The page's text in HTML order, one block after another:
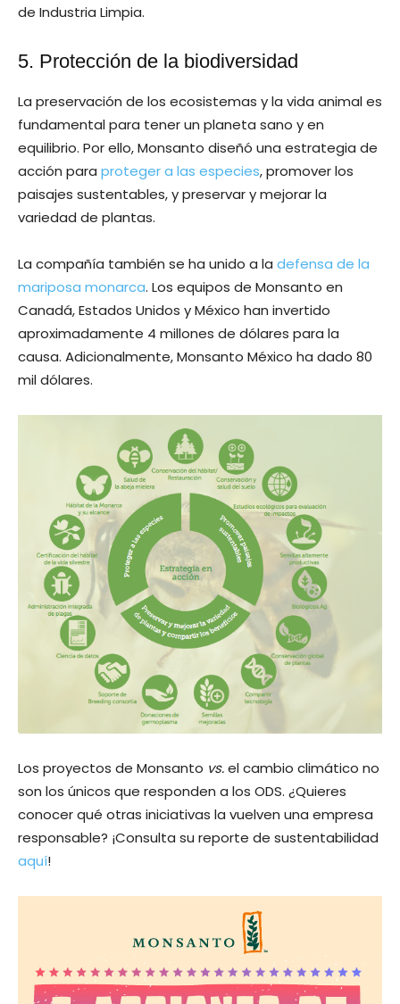
de Industria Limpia.
5. Protección de la biodiversidad
La preservación de los ecosistemas y la vida animal es
fundamental para tener un planeta sano y en
equilibrio. Por ello, Monsanto diseñó una estrategia de
acción para proteger a las especies, promover los
paisajes sustentables, y preservar y mejorar la
variedad de plantas.
La compañía también se ha unido a la defensa de la
mariposa monarca. Los equipos de Monsanto en
Canadá, Estados Unidos y México han invertido
aproximadamente 4 millones de dólares para la
causa. Adicionalmente, Monsanto México ha dado 80
mil dólares.
Los proyectos de Monsanto vs.el cambio climático no
son los únicos que responden a los ODS. ¿Quieres
conocer qué otras iniciativas la vuelven una empresa
responsable? ¡Consulta su reporte de sustentabilidad
aquí!